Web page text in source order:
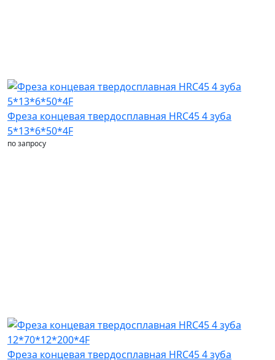
Фреза концевая твердосплавная HRC45 4 зуба
5*13*6*50*4F
по запросу
Фреза концевая твердосплавная HRC45 4 зуба